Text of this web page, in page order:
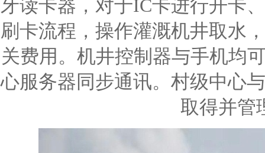
牙读卡器，对于IC卡进行开卡
刷卡流程，操作灌溉机井取水
关费用。机井控制器与手机均
心服务器同步通讯。村级中心
取得并管